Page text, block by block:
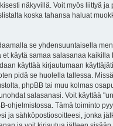
näkyvillä. Voit myös liittyä ja
koska tahansa haluat
se yhdensuuntaisella
et käytä samaa salasanaa kaikilla
käyttää kirjautumaan
pidä se huolella tallessa.
phpBB tai muu kolmas
salasanasi. Voit käyttää
ohjelmistossa. Tämä toiminto
ja sähköpostiosoitteesi, jonka